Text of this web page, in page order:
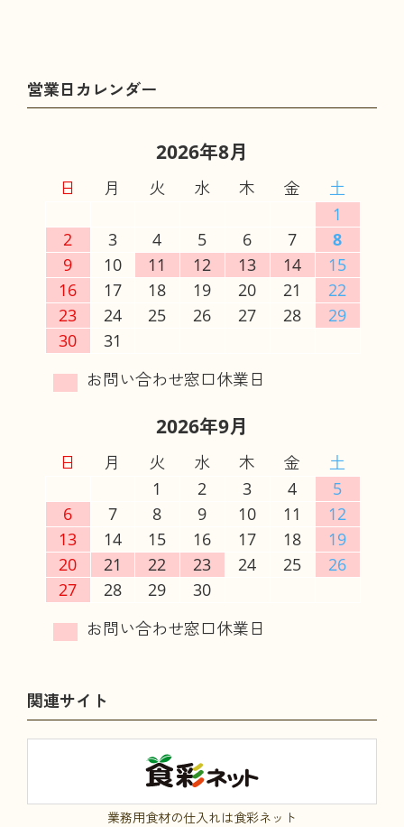
2026年8月
日 月 火 水 木 金
土
1
2
3 4 5 6 7
8
9
10 11 12 13 14
15
16
17 18 19 20 21
22
23
24 25 26 27 28
29
30
31
2026年9月
日 月 火 水 木 金
土
1
2 3 4
5
6
7 8 9 10 11
12
13
14 15 16 17 18
19
20
21 22 23 24 25
26
27
28 29 30
関連サイト
業務用食材の仕入れは食彩ネット